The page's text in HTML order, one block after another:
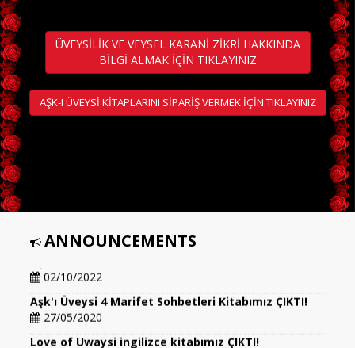
ÜVEYSİLİK VE VEYSEL KARANİ ZİKRİ HAKKINDA
BİLGİ ALMAK İÇİN TIKLAYINIZ
AŞK-I ÜVEYSİ KİTAPLARINI SİPARİŞ VERMEK İÇİN TIKLAYINIZ
ANNOUNCEMENTS
02/10/2022
Aşk'ı Üveysi 4 Marifet Sohbetleri Kitabımız ÇIKTI!
27/05/2020
Love of Uwaysi ingilizce kitabımız ÇIKTI!